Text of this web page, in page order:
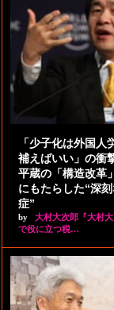
「少子化は外国人
補えばいい」の衝
平蔵の「構造改革
にもたらした“深
症”
by
大村大次郎『大村
で役に立つ税…